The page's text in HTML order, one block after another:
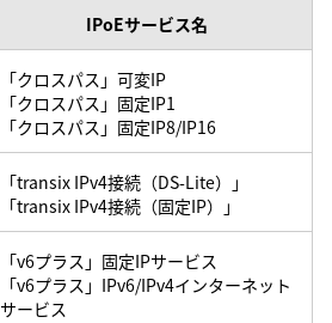
IPoEサービス名
「クロスパス」可変IP
「クロスパス」固定IP1
「クロスパス」固定IP8/IP16
「transix IPv4接続（DS-Lite）」
「transix IPv4接続（固定IP）」
「v6プラス」固定IPサービス
「v6プラス」IPv6/IPv4インターネット
サービス